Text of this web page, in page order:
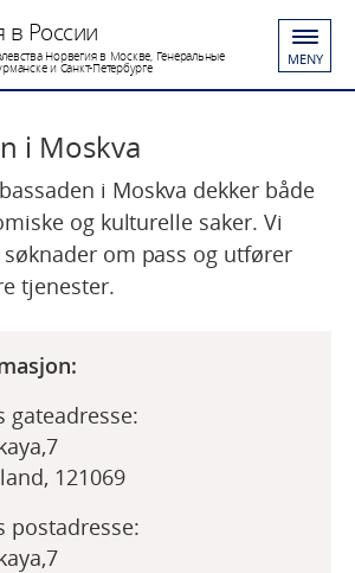
в России
Норвегия в Москве, Генеральные
и Санкт-Петербурге MENY
i Moskva
i Moskva dekker både
og kulturelle saker. Vi
om pass og utfører
tjenester.
gateadresse:
121069
postadresse: